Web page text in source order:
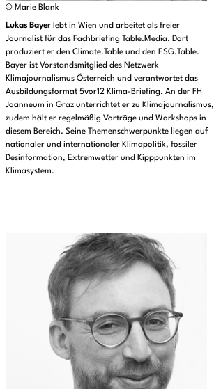
© Marie Blank
Lukas Bayer lebt in Wien und arbeitet als freier
Journalist für das Fachbriefing Table.Media. Dort
produziert er den Climate.Table und den ESG.Table.
Bayer ist Vorstandsmitglied des Netzwerk
Klimajournalismus Österreich und verantwortet das
Ausbildungsformat 5vor12 Klima-Briefing. An der FH
Joanneum in Graz unterrichtet er zu Klimajournalismus,
zudem hält er regelmäßig Vorträge und Workshops in
diesem Bereich. Seine Themenschwerpunkte liegen auf
nationaler und internationaler Klimapolitik, fossiler
Desinformation, Extremwetter und Kipppunkten im
Klimasystem.